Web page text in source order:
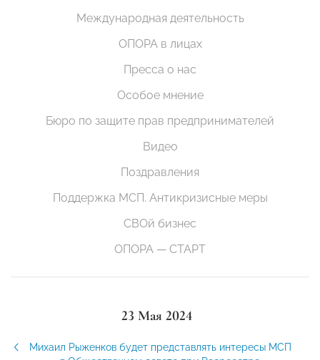
Международная деятельность
ОПОРА в лицах
Пресса о нас
Особое мнение
Бюро по защите прав предпринимателей
Видео
Поздравления
Поддержка МСП. Антикризисные меры
СВОй бизнес
ОПОРА — СТАРТ
23 Мая 2024
Михаил Рыженков будет представлять интересы МСП